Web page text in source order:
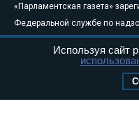
«Парламентская газета»
Федеральной службе по
связи, информационных
массовых коммуникаций
Свидетельство о
Используя сайт